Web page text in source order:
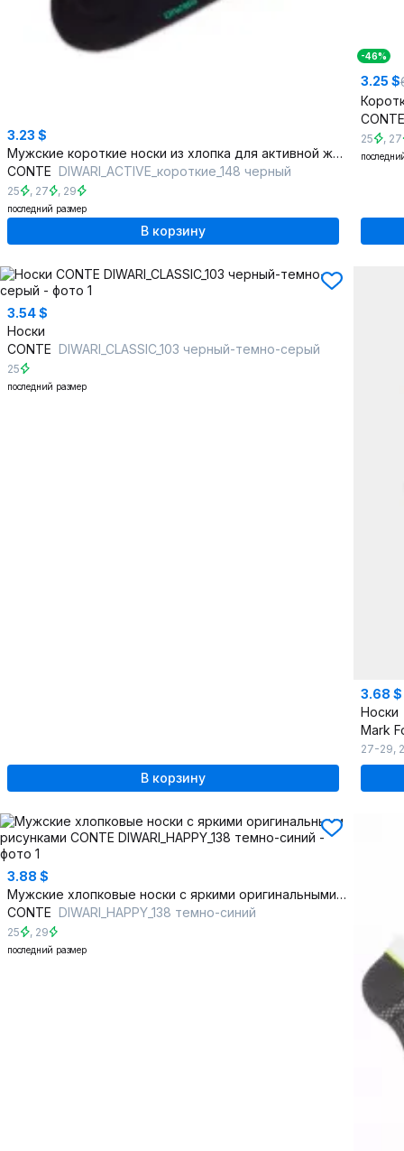
3.23 $
Мужские короткие носки из хлопка для активной жизни
CONTE DIWARI_ACTIVE_короткие_148 черный
25 , 27 , 29
последний размер
В корзину
-46%
3.25 $
25 , 27
3.54 $
Носки
CONTE DIWARI_CLASSIC_103 черный-темно-серый
25
последний размер
В корзину
3.68 $
Носки
Mark
27-29,
3.88 $
Мужские хлопковые носки с яркими оригинальными рисунками
CONTE DIWARI_HAPPY_138 темно-синий
25 , 29
последний размер